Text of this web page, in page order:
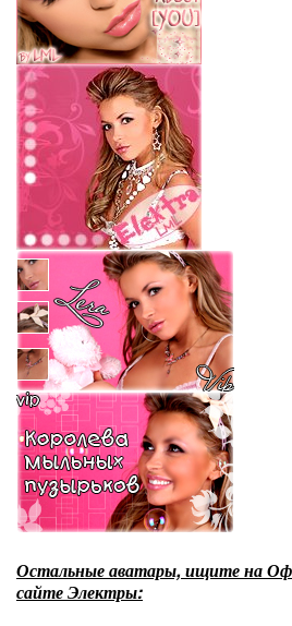
Остальные аватары, ищите на
сайте Электры: